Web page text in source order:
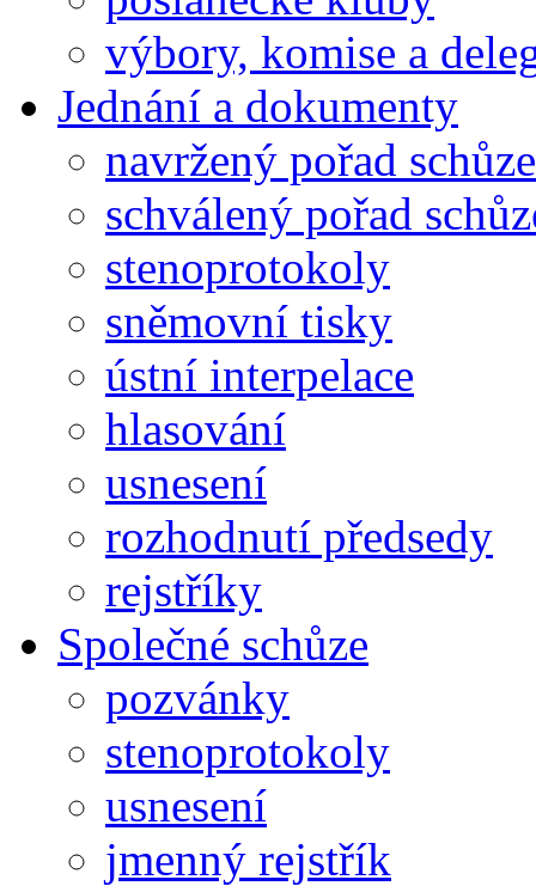
výbory, komise a
Jednání a dokumenty
navržený pořad schůze
schválený pořad
stenoprotokoly
sněmovní tisky
ústní interpelace
hlasování
usnesení
rozhodnutí předsedy
rejstříky
Společné schůze
pozvánky
stenoprotokoly
usnesení
jmenný rejstřík